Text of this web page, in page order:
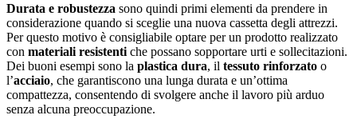
Durata e robustezza sono quindi primi elementi da prendere in
considerazione quando si sceglie una nuova cassetta degli attrezzi.
Per questo motivo è consigliabile optare per un prodotto realizzato
con materiali resistenti che possano sopportare urti e sollecitazioni.
Dei buoni esempi sono la plastica dura, il tessuto rinforzato o
l’acciaio, che garantiscono una lunga durata e un’ottima
compattezza, consentendo di svolgere anche il lavoro più arduo
senza alcuna preoccupazione.